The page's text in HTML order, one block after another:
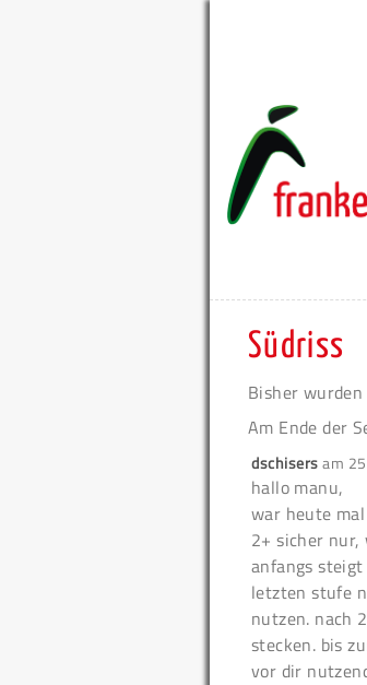
Südriss
Bisher wurden
Am Ende der
dschisersam
hallo manu,
war heute
2+ sicher
anfangs
letzten stufe
nutzen. nach
stecken. bis
vor dir